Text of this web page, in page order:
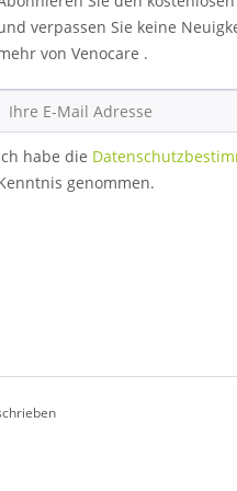
verpassen Sie keine
von Venocare .
habe die
genommen.